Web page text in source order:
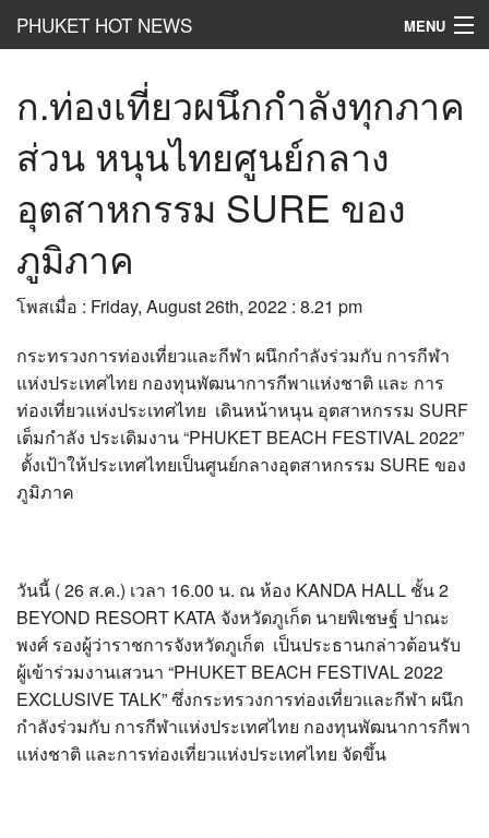
PHUKET HOT NEWS MENU
Hot Clip
Hot List
Hot Gossip
HotBusiness
เที่ยว ชิม ช๊อป
HotHealth and Beauty
PR News
อยากบอกอยากเล่า
?>
ก.ท่องเที่ยวผนึกกำลังทุกภาค
ส่วน หนุนไทยศูนย์กลาง
อุตสาหกรรม SURE ของ
ภูมิภาค
โพสเมื่อ : Friday, August 26th, 2022 : 8.21 pm
กระทรวงการท่องเที่ยวและกีฬา ผนึกกำลังร่วมกับ การกีฬา
แห่งประเทศไทย กองทุนพัฒนาการกีพาแห่งชาติ และ การ
ท่องเที่ยวแห่งประเทศไทย เดินหน้าหนุน อุตสาหกรรม SURF
เต็มกำลัง ประเดิมงาน “PHUKET BEACH FESTIVAL 2022”
ตั้งเป้าให้ประเทศไทยเป็นศูนย์กลางอุตสาหกรรม SURE ของ
ภูมิภาค
วันนี้ ( 26 ส.ค.) เวลา 16.00 น. ณ ห้อง KANDA HALL ชั้น 2
BEYOND RESORT KATA จังหวัดภูเก็ต นายพิเชษฐ์ ปาณะ
พงศ์ รองผู้ว่าราชการจังหวัดภูเก็ต เป็นประธานกล่าวต้อนรับ
ผู้เข้าร่วมงานเสวนา “PHUKET BEACH FESTIVAL 2022
EXCLUSIVE TALK” ซึ่งกระทรวงการท่องเที่ยวและกีฬา ผนึก
กำลังร่วมกับ การกีฬาแห่งประเทศไทย กองทุนพัฒนาการกีพา
แห่งชาติ และการท่องเที่ยวแห่งประเทศไทย จัดขึ้น